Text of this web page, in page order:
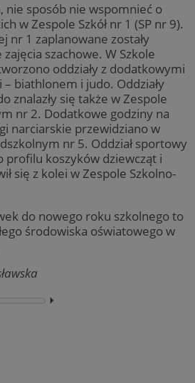
nie sposób nie wspomnieć o
w Zespole Szkół nr 1 (SP nr 9).
nr 1 zaplanowane zostały
szachowe. W Szkole
oddziały z dodatkowymi
biathlonem i judo. Oddziały
znalazły się także w Zespole
nr 2. Dodatkowe godziny na
narciarskie przewidziano w
nr 5. Oddział sportowy
profilu koszyków dziewcząt i
się z kolei w Zespole Szkolno-
do nowego roku szkolnego to
środowiska oświatowego w
⏵︎